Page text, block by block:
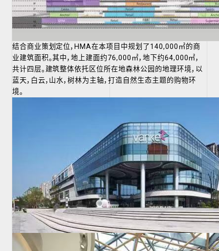
结合商业策划定位，HMA在本项目中规划了140,000㎡的商
业建筑面积。其中，地上建面约76,000㎡，地下约64,000㎡，
共计四层。建筑整体依托区位所在地森林公园的地理环境，以
蓝天，白云，山水，树林为主轴，打造自然生态主题的购物环
境。